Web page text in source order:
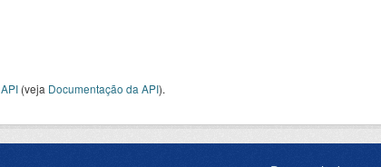
API (veja Documentação da API).